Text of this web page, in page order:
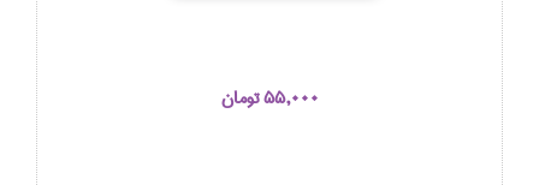
55,000 تومان